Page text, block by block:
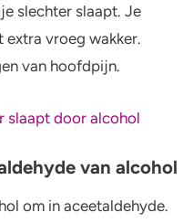
slechter slaapt. Je
extra vroeg wakker.
van hoofdpijn.
slaapt door alcohol
van alcohol
om in aceetaldehyde.